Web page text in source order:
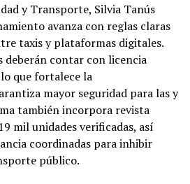
y Transporte, Silvia Tanús
avanza con reglas claras
taxis y plataformas digitales.
deberán contar con licencia
que fortalece la
mayor seguridad para las y
también incorpora revista
mil unidades verificadas, así
coordinadas para inhibir
público.